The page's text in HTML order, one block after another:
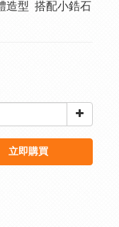
造型  搭配小鋯石
立即購買